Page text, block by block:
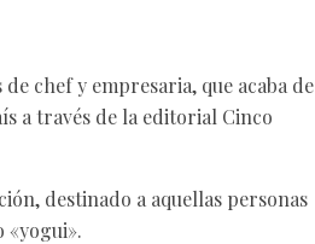
chef y empresaria, que acaba de
a través de la editorial Cinco
destinado a aquellas personas
«yogui».